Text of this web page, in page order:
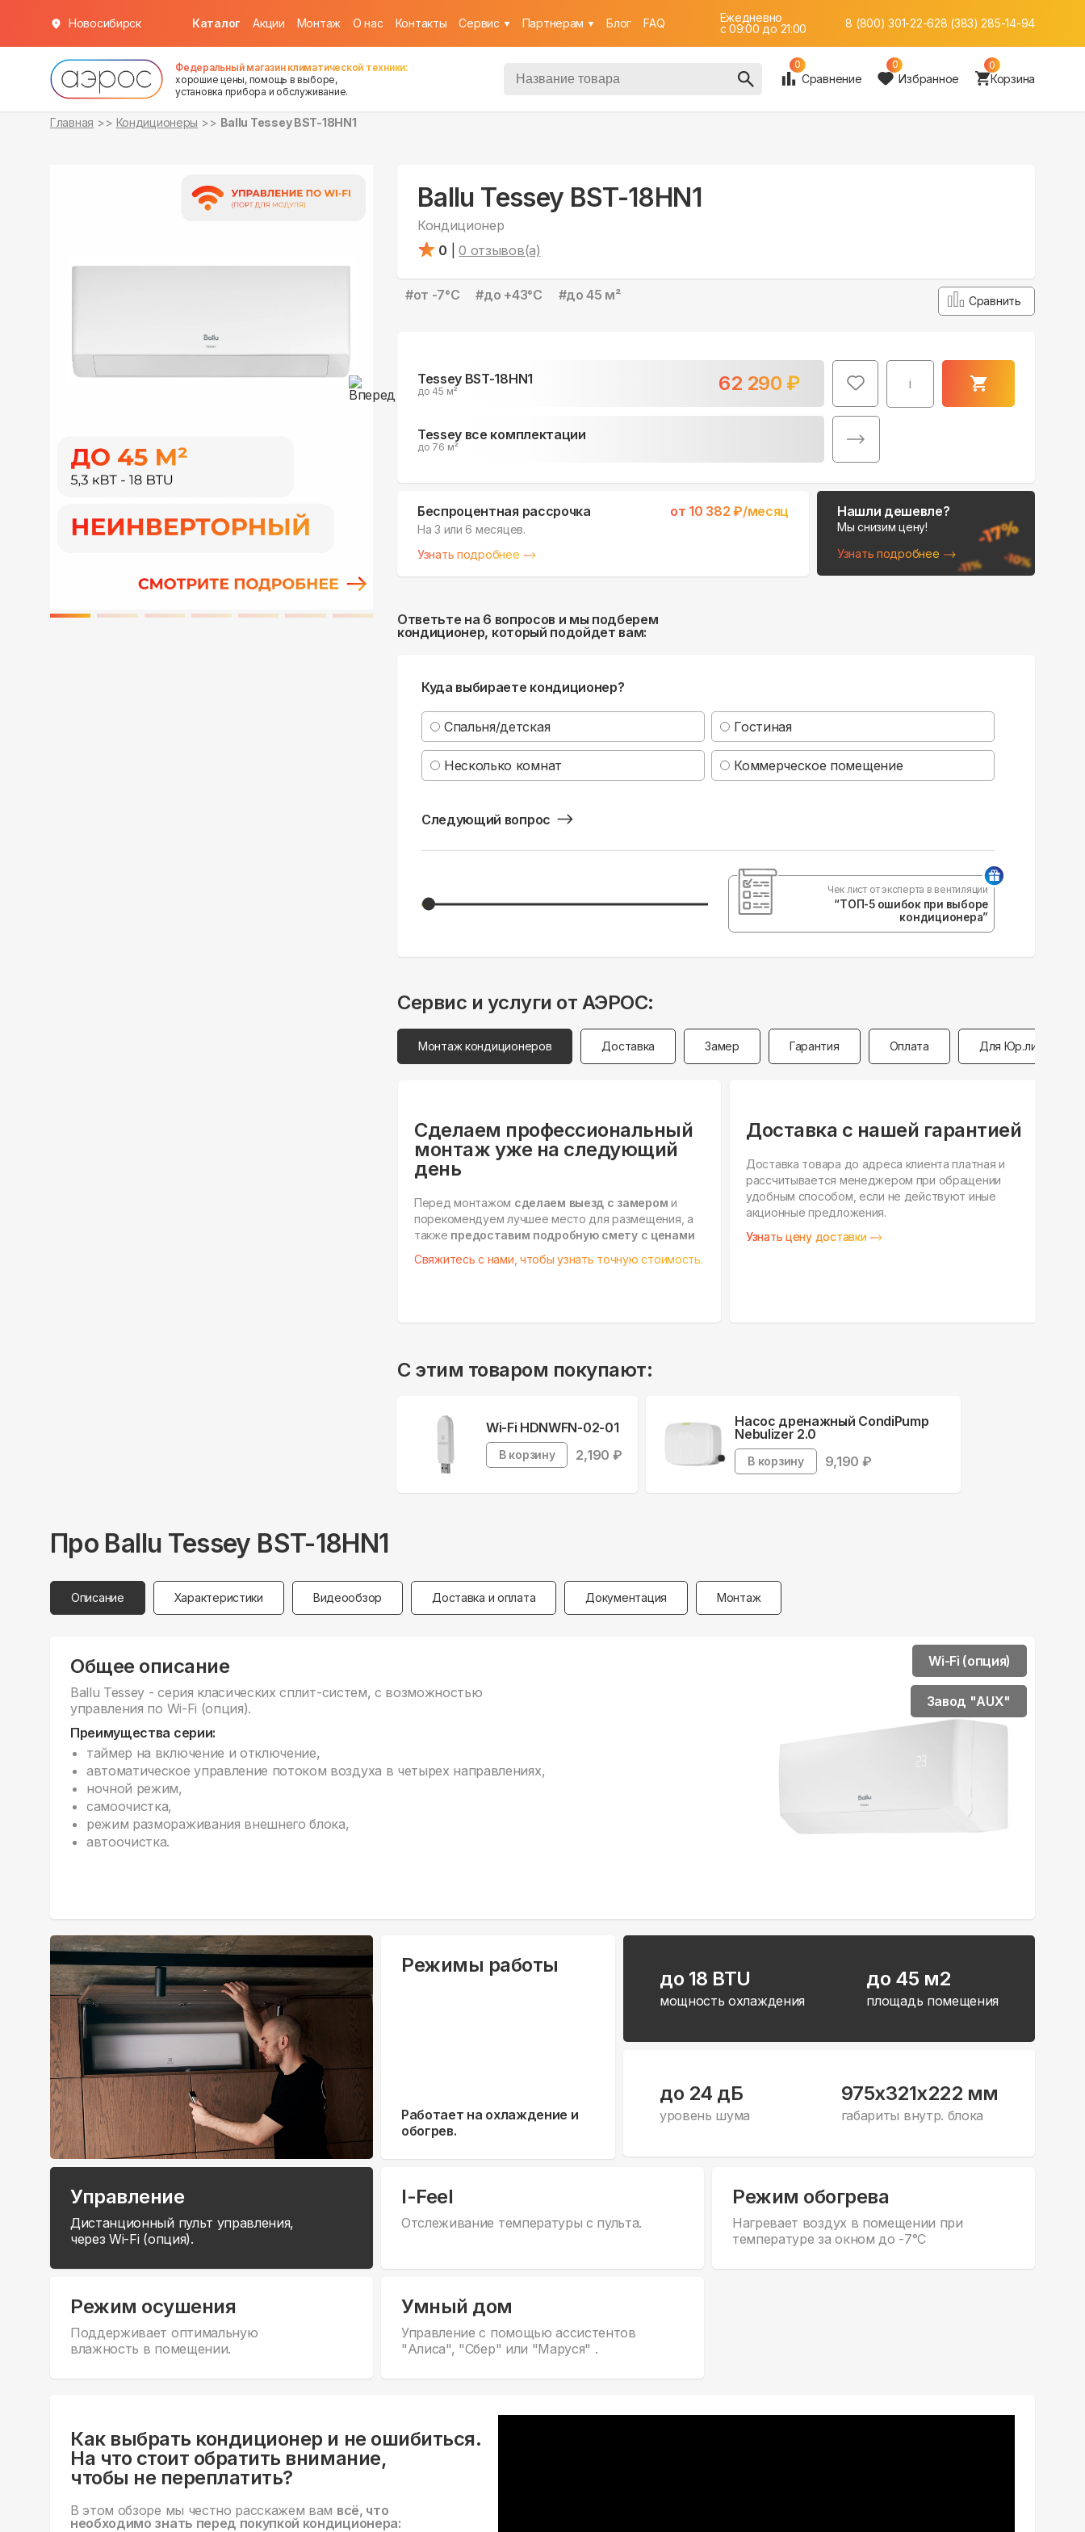
Новосибирск Каталог Акции Монтаж О нас Контакты Cервис Партнерам Блог FAQ
Ежедневно
c 09:00 до 21:00
8 (800) 301-22-628 (383) 285-14-94
Федеральный магазин климатической техники:
хорошие цены, помощь в выборе,
установка прибора и обслуживание.
0
Сравнение
0
Избранное
0
Корзина
Главная Кондиционеры Ballu Tessey BST-18HN1
Поможем выбрать
место для монтажа:
В Telegram
Ballu Tessey BST-18HN1
Кондиционер
0
0 отзывов(а)
#от -7°С #до +43°С #до 45 м² Сравнить
Tessey BST-18HN1
до 45 м² 62 290 ₽ i
в наличии
Tessey все комплектации
до 76 м²
в наличии
Беспроцентная рассрочка от 10 382 ₽/месяц
На 3 или 6 месяцев.
Узнать подробнее
Нашли дешевле?
Мы снизим цену!
Узнать подробнее
Ответьте на 6 вопросов и мы подберем
кондиционер, который подойдет вам:
Куда выбираете кондиционер?
Спальня/детская Гостиная
Несколько комнат Коммерческое помещение
Следующий вопрос
Чек лист от эксперта в вентиляции
“ТОП-5 ошибок при выборе
кондиционера”
Сервис и услуги от АЭРОС:
Монтаж кондиционеров Доставка Замер Гарантия Оплата Для Юр.лиц
Сделаем профессиональный
монтаж уже на следующий
день
Перед монтажом сделаем выезд с замером и
порекомендуем лучшее место для размещения, а
также предоставим подробную смету с ценами
Свяжитесь с нами, чтобы узнать точную стоимость.
Доставка с нашей гарантией
Доставка товара до адреса клиента платная и
рассчитывается менеджером при обращении
удобным способом, если не действуют иные
акционные предложения.
Узнать цену доставки
С этим товаром покупают:
Wi-Fi HDNWFN-02-01
В корзину 2,190 ₽
Насос дренажный CondiPump
Nebulizer 2.0
В корзину 9,190 ₽
Про Ballu Tessey BST-18HN1
Описание Характеристики Видеообзор Доставка и оплата Документация Монтаж
Общее описание
Ballu Tessey - серия класических сплит-систем, с возможностью
управления по Wi-Fi (опция).
Преимущества серии:
таймер на включение и отключение,
автоматическое управление потоком воздуха в четырех направлениях,
ночной режим,
самоочистка,
режим размораживания внешнего блока,
автоочистка.
Wi-Fi (опция)
Завод "AUX"
Режимы работы
Работает на охлаждение и
обогрев.
до 18 BTU
мощность охлаждения
до 45 м2
площадь помещения
до 24 дБ
уровень шума
975x321x222 мм
габариты внутр. блока
Управление
Дистанционный пульт управления,
через Wi-Fi (опция).
I-Feel
Отслеживание температуры с пульта.
Режим обогрева
Нагревает воздух в помещении при
температуре за окном до -7°С
Режим осушения
Поддерживает оптимальную
влажность в помещении.
Умный дом
Управление с помощью ассистентов
"Алиса", "Сбер" или "Маруся" .
Как выбрать кондиционер и не ошибиться.
На что стоит обратить внимание,
чтобы не переплатить?
В этом обзоре мы честно расскажем вам всё, что
необходимо знать перед покупкой кондиционера: